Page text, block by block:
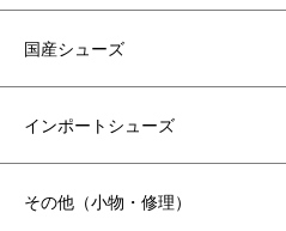
国産シューズ
インポートシューズ
その他（小物・修理）